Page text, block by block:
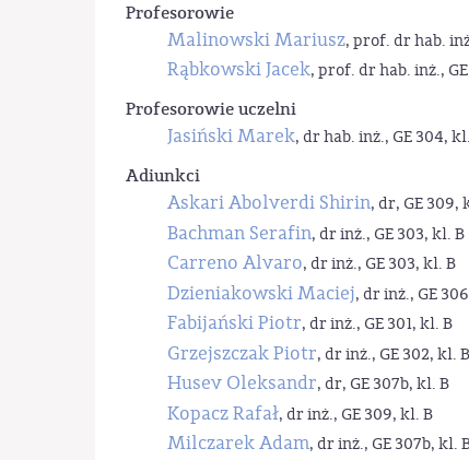
Profesorowie
Malinowski Mariusz, prof. dr hab.
Rąbkowski Jacek, prof. dr hab. inż.,
Profesorowie uczelni
Jasiński Marek, dr hab. inż., GE 304,
Adiunkci
Askari Abolverdi Shirin, dr, GE 309,
Bachman Serafin, dr inż., GE 303, kl. B
Carreno Alvaro, dr inż., GE 303, kl. B
Dzieniakowski Maciej, dr inż., GE
Fabijański Piotr, dr inż., GE 301, kl. B
Grzejszczak Piotr, dr inż., GE 302, kl. B
Husev Oleksandr, dr, GE 307b, kl. B
Kopacz Rafał, dr inż., GE 309, kl. B
Milczarek Adam, dr inż., GE 307b, kl.